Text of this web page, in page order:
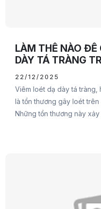
LÀM THẾ NÀO ĐỂ
DÀY TÁ TRÀNG
DÀY
22/12/2025
Viêm loét dạ dày tá tràng,
là tổn thương gây loét
Những tổn thương này